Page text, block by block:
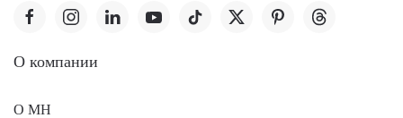
O компании
О MH